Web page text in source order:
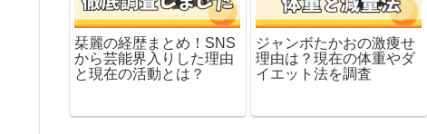
栞麗の経歴まとめ！SNS
から芸能界入りした理由
と現在の活動とは？
ジャンボたかおの激痩せ
理由は？現在の体重やダ
イエット法を調査